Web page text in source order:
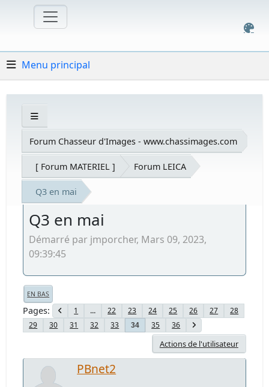
Menu principal
Forum Chasseur d'Images - www.chassimages.com
[ Forum MATERIEL ] Forum LEICA
Q3 en mai
Q3 en mai
Démarré par jmporcher, Mars 09, 2023,
09:39:45
EN BAS
Pages 1 ... 22 23 24 25 26 27
28
29
30 31 32 33 34 35 36
Actions de l'utilisateur
PBnet2